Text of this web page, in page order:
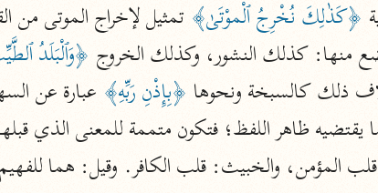
التنزيل
نحو مجلد
تيسير الكريم الرحمن
السعدي (١٣٧٦ هـ)
نحو ٤ مجلدات
أيسر التفاسير
أبو بكر الجزائري (١٤٣٩ هـ)
﴿كَذٰلِكَ نُخْرِجُ ٱلْموْتَىٰ﴾
منها: كذلك النشور، وكذلك الخروج ﴿وَٱلْبَلَدُ
ذلك كالسبخة ونحوها ﴿بِإِذْنِ رَبِّهِ﴾